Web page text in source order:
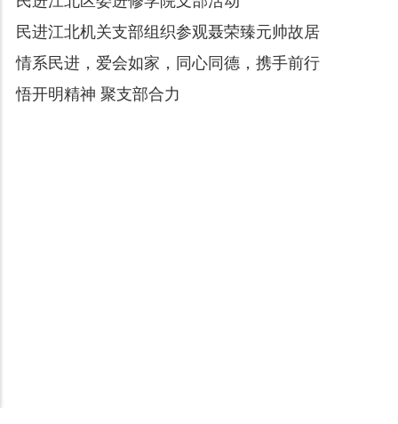
民进江北机关支部组织参观聂荣臻元帅故居
情系民进，爱会如家，同心同德，携手前行
悟开明精神 聚支部合力